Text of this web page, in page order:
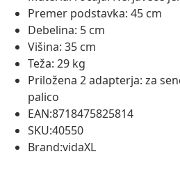
Premer podstavka: 45 cm
Debelina: 5 cm
Višina: 35 cm
Teža: 29 kg
Priložena 2 adapterja: za
palico
EAN:8718475825814
SKU:40550
Brand:vidaXL